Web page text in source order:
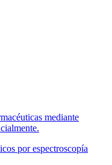
mediante
por espectroscopía